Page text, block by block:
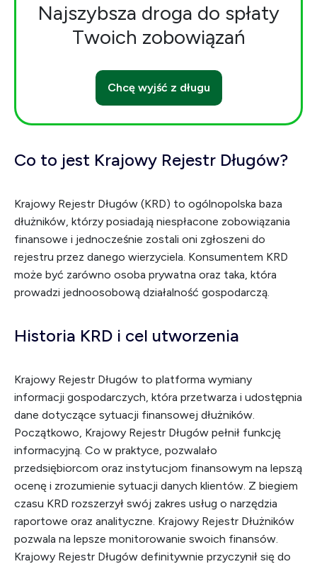
Najszybsza droga do spłaty
Twoich zobowiązań
Chcę wyjść z długu
Co to jest Krajowy Rejestr Długów?
Krajowy Rejestr Długów (KRD) to ogólnopolska baza
dłużników, którzy posiadają niespłacone zobowiązania
finansowe i jednocześnie zostali oni zgłoszeni do
rejestru przez danego wierzyciela. Konsumentem KRD
może być zarówno osoba prywatna oraz taka, która
prowadzi jednoosobową działalność gospodarczą.
Historia KRD i cel utworzenia
Krajowy Rejestr Długów to platforma wymiany
informacji gospodarczych, która przetwarza i udostępnia
dane dotyczące sytuacji finansowej dłużników.
Początkowo, Krajowy Rejestr Długów pełnił funkcję
informacyjną. Co w praktyce, pozwalało
przedsiębiorcom oraz instytucjom finansowym na lepszą
ocenę i zrozumienie sytuacji danych klientów. Z biegiem
czasu KRD rozszerzył swój zakres usług o narzędzia
raportowe oraz analityczne. Krajowy Rejestr Dłużników
pozwala na lepsze monitorowanie swoich finansów.
Krajowy Rejestr Długów definitywnie przyczynił się do